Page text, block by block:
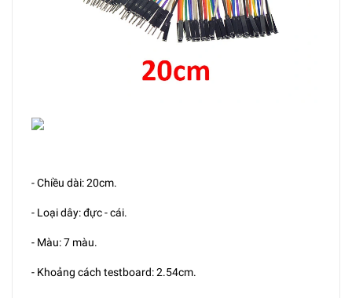
- Chiều dài: 20cm.
- Loại dây: đực - cái.
- Màu: 7 màu.
- Khoảng cách testboard: 2.54cm.